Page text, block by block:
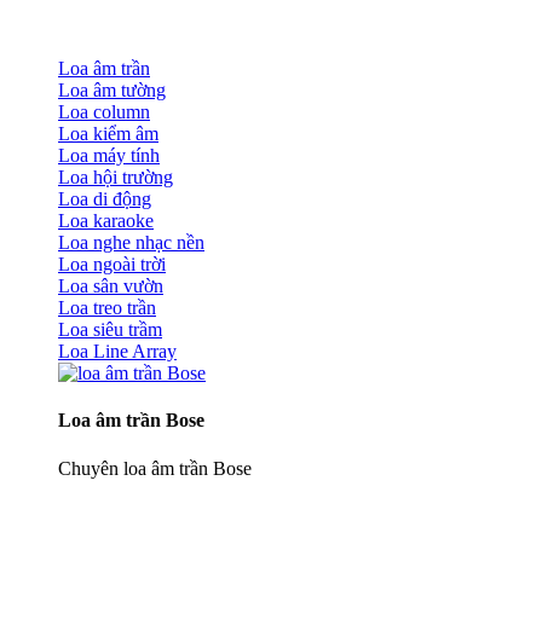
Loa âm trần
Loa âm tường
Loa column
Loa kiểm âm
Loa máy tính
Loa hội trường
Loa di động
Loa karaoke
Loa nghe nhạc nền
Loa ngoài trời
Loa sân vườn
Loa treo trần
Loa siêu trầm
Loa Line Array
Loa âm trần Bose
Chuyên loa âm trần Bose